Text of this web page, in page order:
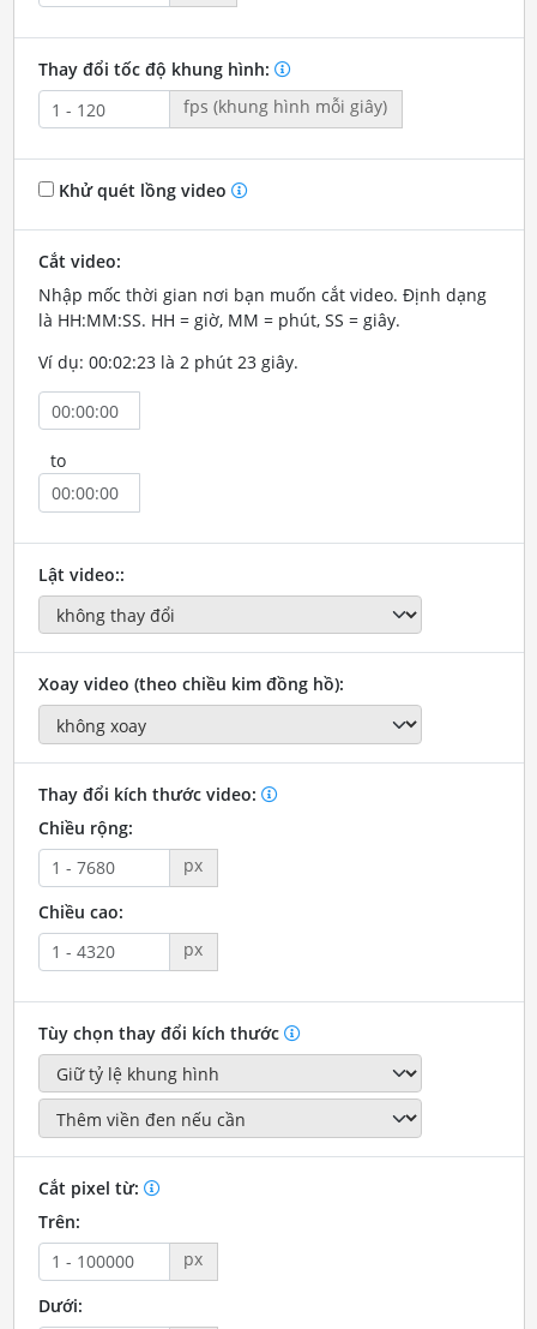
Thay đổi tốc độ khung hình:
fps (khung hình mỗi giây)
Khử quét lồng video
Cắt video:
Nhập mốc thời gian nơi bạn muốn cắt video. Định dạng
là HH:MM:SS. HH = giờ, MM = phút, SS = giây.
Ví dụ: 00:02:23 là 2 phút 23 giây.
to
Lật video::
Xoay video (theo chiều kim đồng hồ):
Thay đổi kích thước video:
Chiều rộng:
px
Chiều cao:
px
Tùy chọn thay đổi kích thước
Cắt pixel từ:
Trên:
px
Dưới: